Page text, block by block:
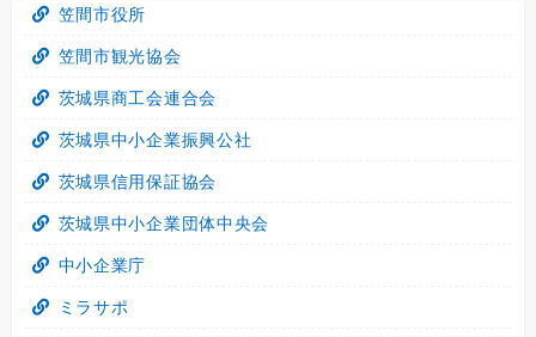
笠間市役所
笠間市観光協会
茨城県商工会連合会
茨城県中小企業振興公社
茨城県信用保証協会
茨城県中小企業団体中央会
中小企業庁
ミラサポ